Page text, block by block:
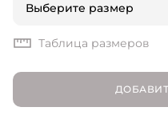
Выберите размер
Таблица размеров